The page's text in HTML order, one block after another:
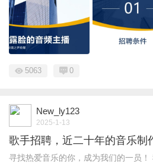
5063 0
New_ly123
2025-1-13
歌手招聘，近二十年的音乐制
寻找热爱音乐的你，成为我们的一员